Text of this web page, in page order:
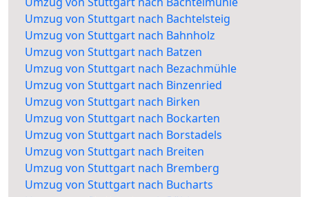
Umzug von Stuttgart nach Bachtelsteig
Umzug von Stuttgart nach Bahnholz
Umzug von Stuttgart nach Batzen
Umzug von Stuttgart nach Bezachmühle
Umzug von Stuttgart nach Binzenried
Umzug von Stuttgart nach Birken
Umzug von Stuttgart nach Bockarten
Umzug von Stuttgart nach Borstadels
Umzug von Stuttgart nach Breiten
Umzug von Stuttgart nach Bremberg
Umzug von Stuttgart nach Bucharts